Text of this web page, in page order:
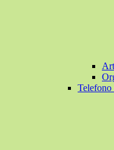
Telefono